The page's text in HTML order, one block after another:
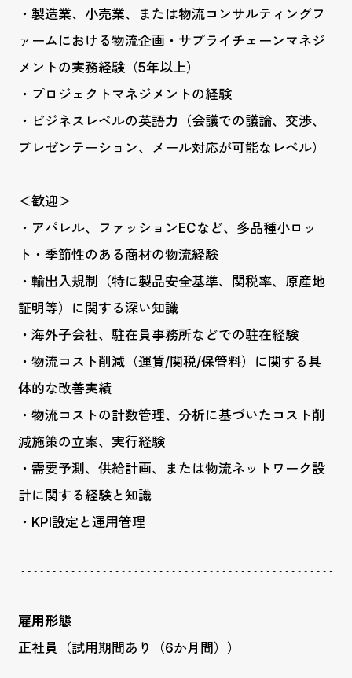
・製造業、小売業、または物流コンサルティングフ
ァームにおける物流企画・サプライチェーンマネジ
メントの実務経験（5年以上）
・プロジェクトマネジメントの経験
・ビジネスレベルの英語力（会議での議論、交渉、
プレゼンテーション、メール対応が可能なレベル）
＜歓迎＞
・アパレル、ファッションECなど、多品種小ロッ
ト・季節性のある商材の物流経験
・輸出入規制（特に製品安全基準、関税率、原産地
証明等）に関する深い知識
・海外子会社、駐在員事務所などでの駐在経験
・物流コスト削減（運賃/関税/保管料）に関する具
体的な改善実績
・物流コストの計数管理、分析に基づいたコスト削
減施策の立案、実行経験
・需要予測、供給計画、または物流ネットワーク設
計に関する経験と知識
・KPI設定と運用管理
雇用形態
正社員（試用期間あり（6か月間））